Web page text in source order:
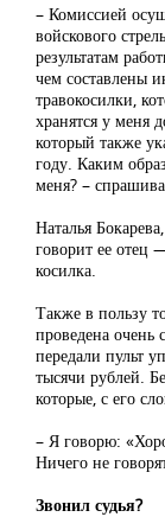
– Комиссией
войскового
результатам
чем составлены
травокосилки,
хранятся у меня
который также
году. Каким
меня? –
Наталья
говорит ее отец
косилка.
Также в пользу
проведена очень
передали пульт
тысячи рублей.
которые, с его
– Я говорю:
Ничего не
Звонил судья?